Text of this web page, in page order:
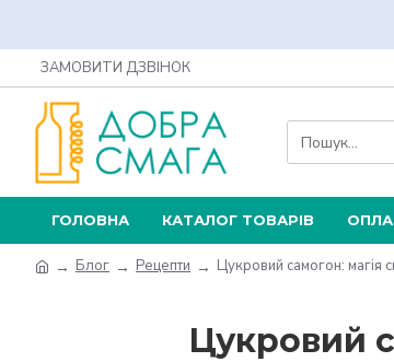
ЗАМОВИТИ ДЗВІНОК
ГОЛОВНА КАТАЛОГ ТОВАРІВ
Блог Рецепти Цукровий самогон: магія
Цукровий